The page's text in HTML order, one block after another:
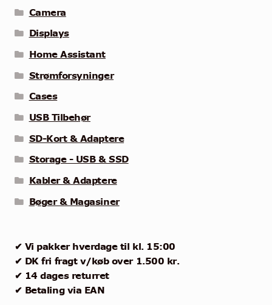
Camera
Displays
Home Assistant
Strømforsyninger
Cases
USB Tilbehør
SD-Kort & Adaptere
Storage - USB & SSD
Kabler & Adaptere
Bøger & Magasiner
✔ Vi pakker hverdage til kl. 15:00
✔ DK fri fragt v/køb over 1.500 kr.
✔ 14 dages returret
✔ Betaling via EAN